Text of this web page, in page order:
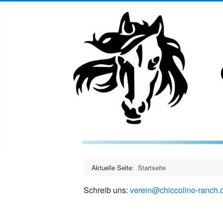
Aktuelle Seite: Startseite
Schreib uns: verein@chiccolino-